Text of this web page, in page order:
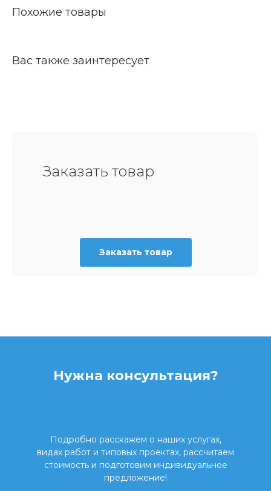
Похожие товары
Вас также заинтересует
Заказать товар
Заказать товар
Нужна консультация?
Подробно расскажем о наших услугах,
видах работ и типовых проектах, рассчитаем
стоимость и подготовим индивидуальное
предложение!